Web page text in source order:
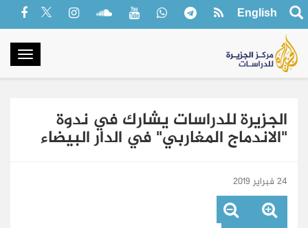
English
الجزيرة للدراسات يشارك في ندوة
"الاندماج المغاربي" في الدار البيضاء
24 فبراير 2019